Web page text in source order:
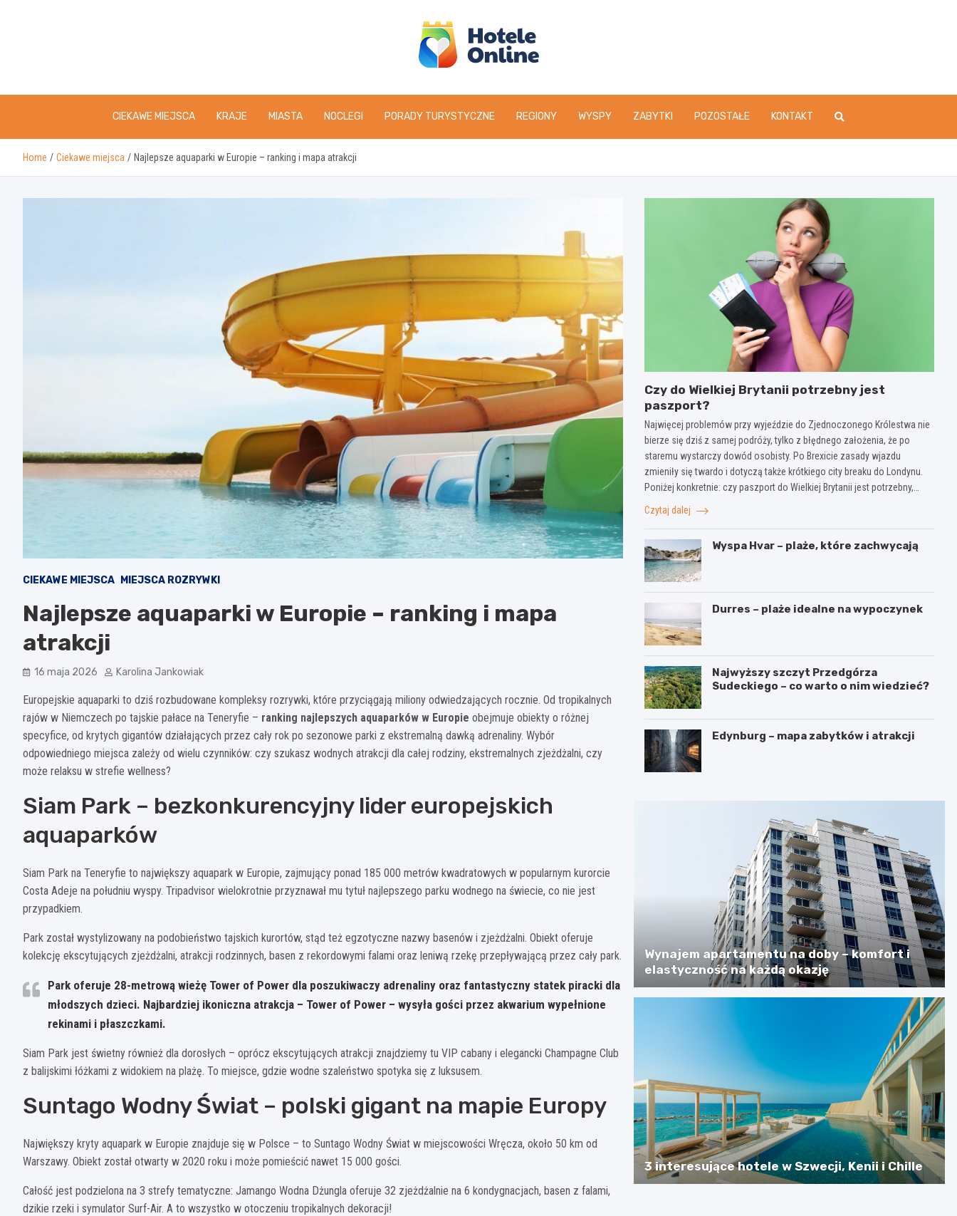
CIEKAWE MIEJSCA KRAJE MIASTA NOCLEGI PORADY TURYSTYCZNE REGIONY WYSPY ZABYTKI POZOSTAŁE KONTAKT
Home Ciekawe miejsca Najlepsze aquaparki w Europie – ranking i mapa atrakcji
CIEKAWE MIEJSCA MIEJSCA ROZRYWKI
Najlepsze aquaparki w Europie – ranking i mapa
atrakcji
16 maja 2026 Karolina Jankowiak
Europejskie aquaparki to dziś rozbudowane kompleksy rozrywki, które przyciągają miliony odwiedzających rocznie. Od tropikalnych
rajów w Niemczech po tajskie pałace na Teneryfie – ranking najlepszych aquaparków w Europie obejmuje obiekty o różnej
specyfice, od krytych gigantów działających przez cały rok po sezonowe parki z ekstremalną dawką adrenaliny. Wybór
odpowiedniego miejsca zależy od wielu czynników: czy szukasz wodnych atrakcji dla całej rodziny, ekstremalnych zjeżdżalni, czy
może relaksu w strefie wellness?
Siam Park – bezkonkurencyjny lider europejskich
aquaparków
Siam Park na Teneryfie to największy aquapark w Europie, zajmujący ponad 185 000 metrów kwadratowych w popularnym kurorcie
Costa Adeje na południu wyspy. Tripadvisor wielokrotnie przyznawał mu tytuł najlepszego parku wodnego na świecie, co nie jest
przypadkiem.
Park został wystylizowany na podobieństwo tajskich kurortów, stąd też egzotyczne nazwy basenów i zjeżdżalni. Obiekt oferuje
kolekcję ekscytujących zjeżdżalni, atrakcji rodzinnych, basen z rekordowymi falami oraz leniwą rzekę przepływającą przez cały park.
Park oferuje 28-metrową wieżę Tower of Power dla poszukiwaczy adrenaliny oraz fantastyczny statek piracki dla
młodszych dzieci. Najbardziej ikoniczna atrakcja – Tower of Power – wysyła gości przez akwarium wypełnione
rekinami i płaszczkami.
Siam Park jest świetny również dla dorosłych – oprócz ekscytujących atrakcji znajdziemy tu VIP cabany i elegancki Champagne Club
z balijskimi łóżkami z widokiem na plażę. To miejsce, gdzie wodne szaleństwo spotyka się z luksusem.
Suntago Wodny Świat – polski gigant na mapie Europy
Największy kryty aquapark w Europie znajduje się w Polsce – to Suntago Wodny Świat w miejscowości Wręcza, około 50 km od
Warszawy. Obiekt został otwarty w 2020 roku i może pomieścić nawet 15 000 gości.
Całość jest podzielona na 3 strefy tematyczne: Jamango Wodna Dżungla oferuje 32 zjeżdżalnie na 6 kondygnacjach, basen z falami,
dzikie rzeki i symulator Surf-Air. A to wszystko w otoczeniu tropikalnych dekoracji!
Czy do Wielkiej Brytanii potrzebny jest
paszport?
Najwięcej problemów przy wyjeździe do Zjednoczonego Królestwa nie
bierze się dziś z samej podróży, tylko z błędnego założenia, że po
staremu wystarczy dowód osobisty. Po Brexicie zasady wjazdu
zmieniły się twardo i dotyczą także krótkiego city breaku do Londynu.
Poniżej konkretnie: czy paszport do Wielkiej Brytanii jest potrzebny,…
Czytaj dalej
Wyspa Hvar – plaże, które zachwycają
Durres – plaże idealne na wypoczynek
Najwyższy szczyt Przedgórza
Sudeckiego – co warto o nim wiedzieć?
Edynburg – mapa zabytków i atrakcji
Wynajem apartamentu na doby – komfort i
elastyczność na każdą okazję
3 interesujące hotele w Szwecji, Kenii i Chille